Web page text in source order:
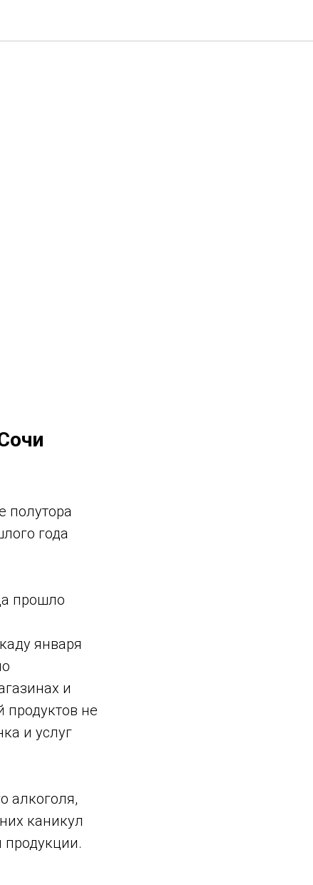
полутора
года
прошло
января
и
продуктов не
и услуг
алкоголя,
каникул
продукции.